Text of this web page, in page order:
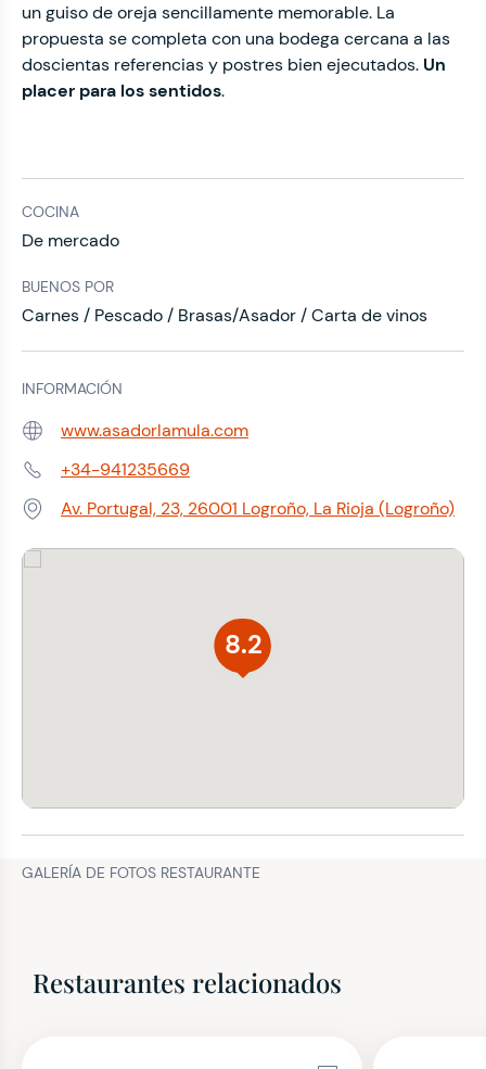
un guiso de oreja sencillamente memorable. La
propuesta se completa con una bodega cercana a las
doscientas referencias y postres bien ejecutados. Un
placer para los sentidos.
COCINA
De mercado
BUENOS POR
Carnes / Pescado / Brasas/Asador / Carta de vinos
INFORMACIÓN
Web: www.asadorlamula.com
Teléfono:+34-941235669
Dirección:Av. Portugal, 23, 26001 Logroño, La Rioja (Logroño)
8.2
GALERÍA DE FOTOS RESTAURANTE
Restaurantes relacionados